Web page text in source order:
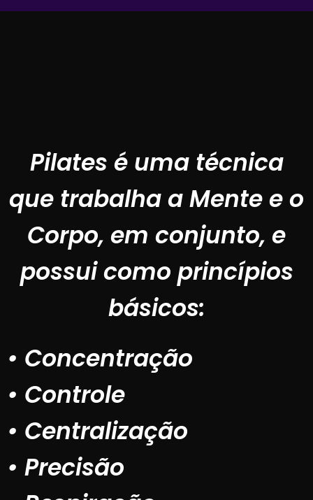
Pilates é uma técnica
que trabalha a Mente e o
Corpo, em conjunto, e
possui como princípios
básicos:
• Concentração
• Controle
• Centralização
• Precisão